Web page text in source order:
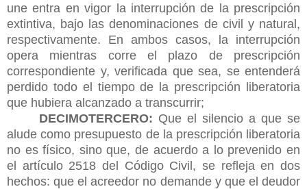
une entra en vigor la interrupción de la prescripción
extintiva, bajo las denominaciones de civil y natural,
respectivamente. En ambos casos, la interrupción
opera mientras corre el plazo de prescripción
correspondiente y, verificada que sea, se entenderá
perdido todo el tiempo de la prescripción liberatoria
que hubiera alcanzado a transcurrir;
DECIMOTERCERO: Que el silencio a que se
alude como presupuesto de la prescripción liberatoria
no es físico, sino que, de acuerdo a lo prevenido en
el artículo 2518 del Código Civil, se refleja en dos
hechos: que el acreedor no demande y que el deudor